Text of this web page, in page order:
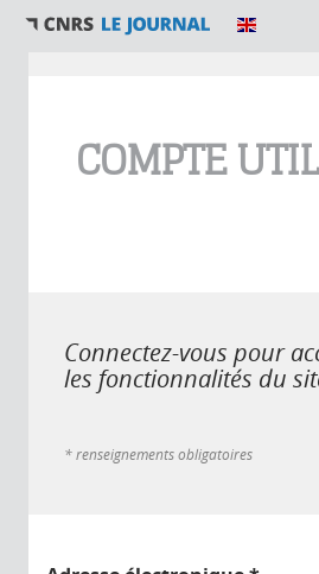
COMPTE
Connectez-vous pour
les fonctionnalités du
* renseignements obligatoires